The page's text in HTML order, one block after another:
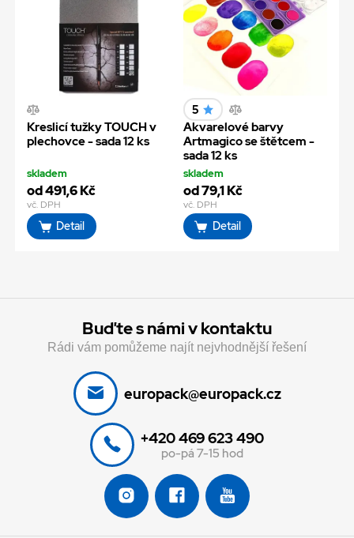
Kreslicí tužky TOUCH v
plechovce - sada 12 ks
skladem
od 491,6 Kč
vč. DPH
Detail
5
Akvarelové barvy
Artmagico se štětcem -
sada 12 ks
skladem
od 79,1 Kč
vč. DPH
Detail
Buďte s námi v kontaktu
Rádi vám pomůžeme najít nejvhodnější řešení
europack@europack.cz
+420 469 623 490
po-pá 7-15 hod